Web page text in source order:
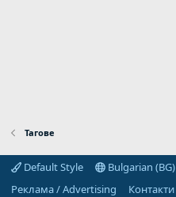
Тагове
Default Style
Bulgarian (BG)
Реклама / Advertising
Контакти